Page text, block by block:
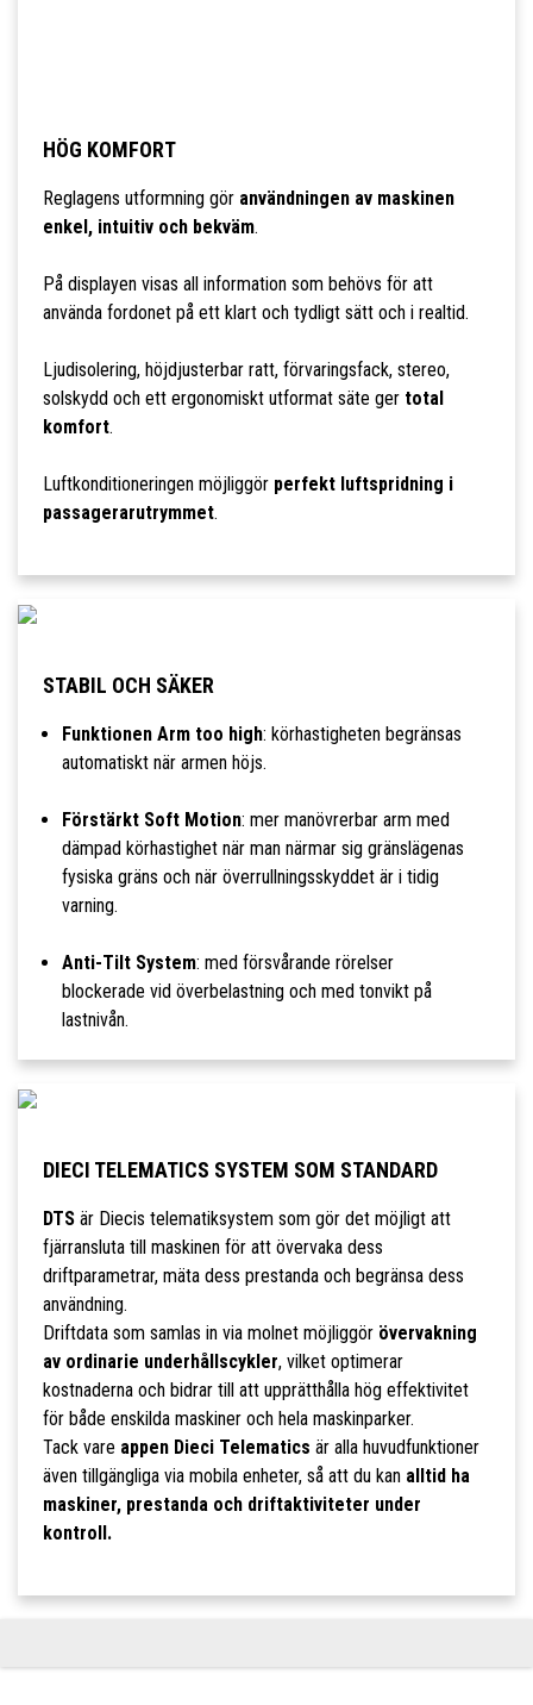
HÖG KOMFORT
Reglagens utformning gör användningen av maskinen
enkel, intuitiv och bekväm.
På displayen visas all information som behövs för att
använda fordonet på ett klart och tydligt sätt och i realtid.
Ljudisolering, höjdjusterbar ratt, förvaringsfack, stereo,
solskydd och ett ergonomiskt utformat säte ger total
komfort.
Luftkonditioneringen möjliggör perfekt luftspridning i
passagerarutrymmet.
STABIL OCH SÄKER
Funktionen Arm too high: körhastigheten begränsas
automatiskt när armen höjs.
Förstärkt Soft Motion: mer manövrerbar arm med
dämpad körhastighet när man närmar sig gränslägenas
fysiska gräns och när överrullningsskyddet är i tidig
varning.
Anti-Tilt System: med försvårande rörelser
blockerade vid överbelastning och med tonvikt på
lastnivån.
DIECI TELEMATICS SYSTEM SOM STANDARD
DTSär Diecis telematiksystem som gör det möjligt att
fjärransluta till maskinen för att övervaka dess
driftparametrar, mäta dess prestanda och begränsa dess
användning.
Driftdata som samlas in via molnet möjliggör övervakning
av ordinarie underhållscykler, vilket optimerar
kostnaderna och bidrar till att upprätthålla hög effektivitet
för både enskilda maskiner och hela maskinparker.
Tack vare appen Dieci Telematics är alla huvudfunktioner
även tillgängliga via mobila enheter, så att du kan alltid ha
maskiner, prestanda och driftaktiviteter under
kontroll.